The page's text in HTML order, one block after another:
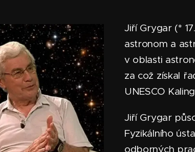
Jiří Grygar (*
astronom a
v oblasti
za což získal
UNESCO
Jiří Grygar
Fyzikálního
odborných